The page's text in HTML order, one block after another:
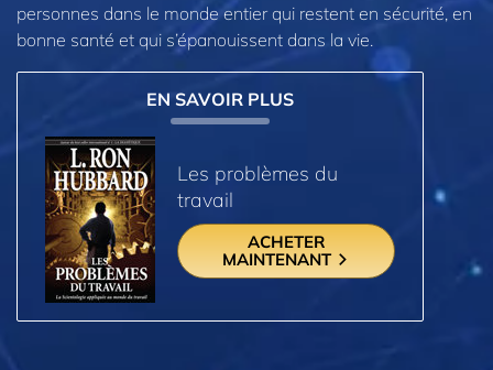
personnes dans le monde entier qui restent en sécurité, en
bonne santé et qui s’épanouissent dans la vie.
EN SAVOIR PLUS
Les problèmes du
travail
ACHETER
MAINTENANT